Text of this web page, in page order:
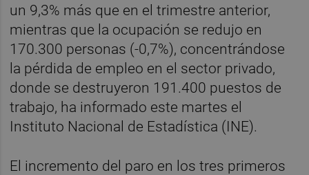
un 9,3% más que en el trimestre anterior,
mientras que la ocupación se redujo en
170.300 personas (-0,7%), concentrándose
la pérdida de empleo en el sector privado,
donde se destruyeron 191.400 puestos de
trabajo, ha informado este martes el
Instituto Nacional de Estadística (INE).
El incremento del paro en los tres primeros